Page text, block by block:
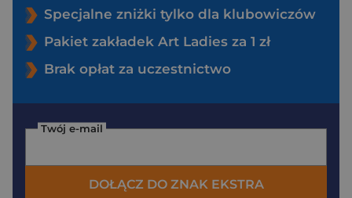
Specjalne zniżki tylko dla klubowiczów
Pakiet zakładek Art Ladies za 1 zł
Brak opłat za uczestnictwo
Twój e-mail
DOŁĄCZ DO ZNAK EKSTRA